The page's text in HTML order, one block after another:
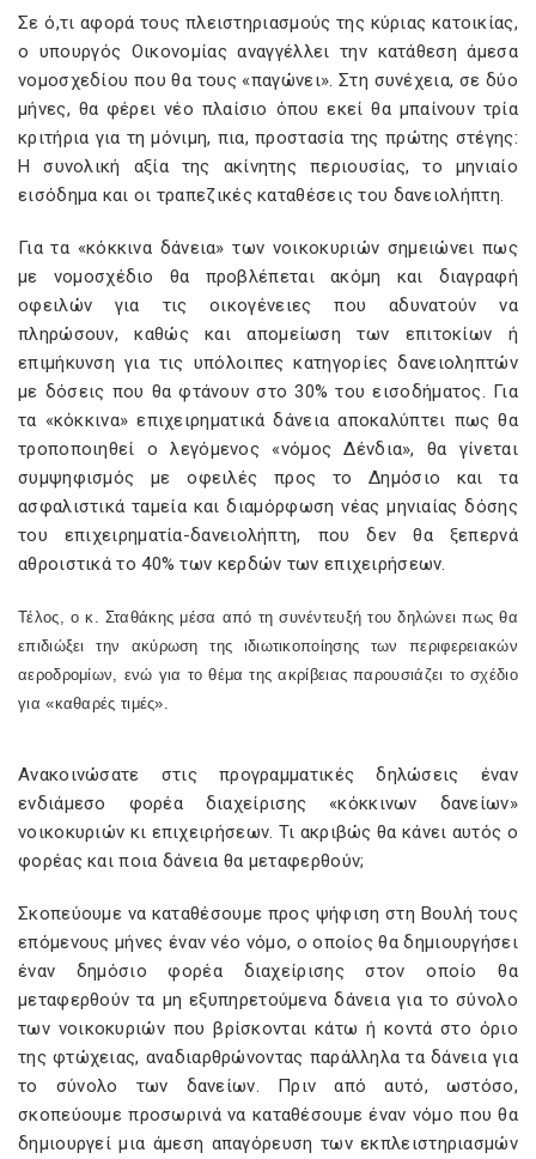
Σε ό,τι αφορά τους πλειστηριασμούς της κύριας κατοικίας,
ο υπουργός Οικονομίας αναγγέλλει την κατάθεση άμεσα
νομοσχεδίου που θα τους «παγώνει». Στη συνέχεια, σε δύο
μήνες, θα φέρει νέο πλαίσιο όπου εκεί θα μπαίνουν τρία
κριτήρια για τη μόνιμη, πια, προστασία της πρώτης στέγης:
Η συνολική αξία της ακίνητης περιουσίας, το μηνιαίο
εισόδημα και οι τραπεζικές καταθέσεις του δανειολήπτη.
Για τα «κόκκινα δάνεια» των νοικοκυριών σημειώνει πως
με νομοσχέδιο θα προβλέπεται ακόμη και διαγραφή
οφειλών για τις οικογένειες που αδυνατούν να
πληρώσουν, καθώς και απομείωση των επιτοκίων ή
επιμήκυνση για τις υπόλοιπες κατηγορίες δανειοληπτών
με δόσεις που θα φτάνουν στο 30% του εισοδήματος. Για
τα «κόκκινα» επιχειρηματικά δάνεια αποκαλύπτει πως θα
τροποποιηθεί ο λεγόμενος «νόμος Δένδια», θα γίνεται
συμψηφισμός με οφειλές προς το Δημόσιο και τα
ασφαλιστικά ταμεία και διαμόρφωση νέας μηνιαίας δόσης
του επιχειρηματία-δανειολήπτη, που δεν θα ξεπερνά
αθροιστικά το 40% των κερδών των επιχειρήσεων.
Τέλος, ο κ. Σταθάκης μέσα από τη συνέντευξή του δηλώνει πως θα
επιδιώξει την ακύρωση της ιδιωτικοποίησης των περιφερειακών
αεροδρομίων, ενώ για το θέμα της ακρίβειας παρουσιάζει το σχέδιο
για «καθαρές τιμές».
Ανακοινώσατε στις προγραμματικές δηλώσεις έναν
ενδιάμεσο φορέα διαχείρισης «κόκκινων δανείων»
νοικοκυριών κι επιχειρήσεων. Τι ακριβώς θα κάνει αυτός ο
φορέας και ποια δάνεια θα μεταφερθούν;
Σκοπεύουμε να καταθέσουμε προς ψήφιση στη Βουλή τους
επόμενους μήνες έναν νέο νόμο, ο οποίος θα δημιουργήσει
έναν δημόσιο φορέα διαχείρισης στον οποίο θα
μεταφερθούν τα μη εξυπηρετούμενα δάνεια για το σύνολο
των νοικοκυριών που βρίσκονται κάτω ή κοντά στο όριο
της φτώχειας, αναδιαρθρώνοντας παράλληλα τα δάνεια για
το σύνολο των δανείων. Πριν από αυτό, ωστόσο,
σκοπεύουμε προσωρινά να καταθέσουμε έναν νόμο που θα
δημιουργεί μια άμεση απαγόρευση των εκπλειστηριασμών